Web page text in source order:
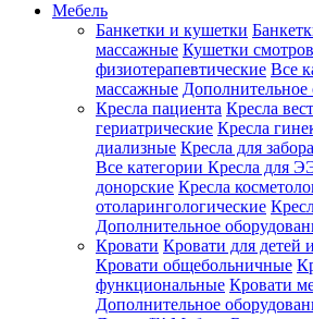
Мебель
Банкетки и кушетки
массажные Кушетки
физиотерапевтические Все
массажные Дополнительное
Кресла пациента Кресла
гериатрические Кресла
диализные Кресла для
Все категории Кресла для
донорские Кресла
отоларингологические
Дополнительное
Кровати Кровати для детей
Кровати общебольничные
функциональные Кровати
Дополнительное